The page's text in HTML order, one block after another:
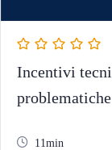
Incentivi
11min